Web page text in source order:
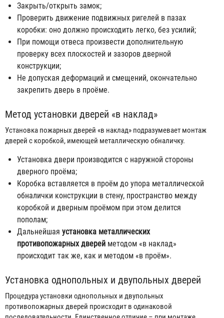
Закрыть/открыть замок;
Проверить движение подвижных ригелей в пазах
коробки: оно должно происходить легко, без усилий;
При помощи отвеса произвести дополнительную
проверку всех плоскостей и зазоров дверной
конструкции;
Не допуская деформаций и смещений, окончательно
закрепить дверь в проёме.
Метод установки дверей «в наклад»
Установка пожарных дверей «в наклад» подразумевает монтаж
дверей с коробкой, имеющей металлическую обналичку.
Установка двери производится с наружной стороны
дверного проёма;
Коробка вставляется в проём до упора металлической
обналички конструкции в стену, пространство между
коробкой и дверным проёмом при этом делится
пополам;
Дальнейшая установка металлических
противопожарных дверей методом «в наклад»
происходит так же, как и методом «в проём».
Установка однопольных и двупольных дверей
Процедура установки однопольных и двупольных
противопожарных дверей происходит в одинаковой